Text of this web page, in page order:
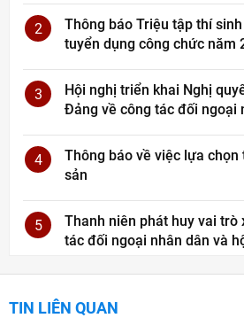
2
Thông báo Triệu tập thí
tuyển dụng công chức năm
3
Hội nghị triển khai Nghị
Đảng về công tác đối ngoại
4
Thông báo về việc lựa
sản
5
Thanh niên phát huy vai trò
tác đối ngoại nhân dân và
TIN LIÊN QUAN